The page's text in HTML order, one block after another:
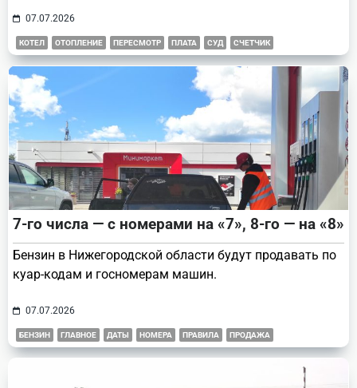
07.07.2026
КОТЕЛ ОТОПЛЕНИЕ ПЕРЕСМОТР ПЛАТА СУД СЧЕТЧИК
7-го числа — с номерами на «7», 8-го — на «8»
Бензин в Нижегородской области будут продавать по
куар-кодам и госномерам машин.
07.07.2026
БЕНЗИН ГЛАВНОЕ ДАТЫ НОМЕРА ПРАВИЛА ПРОДАЖА